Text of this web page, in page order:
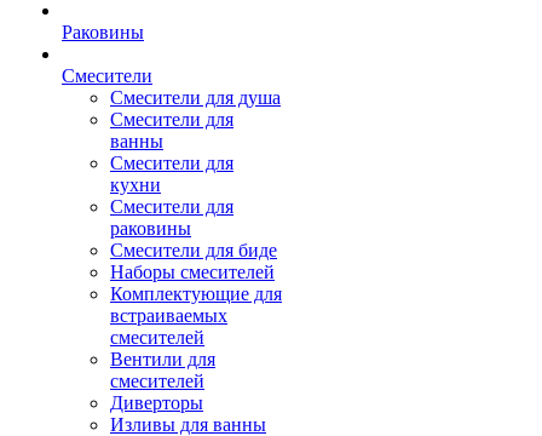
Раковины
Смесители
Смесители для душа
Смесители для
ванны
Смесители для
кухни
Смесители для
раковины
Смесители для биде
Наборы смесителей
Комплектующие для
встраиваемых
смесителей
Вентили для
смесителей
Диверторы
Изливы для ванны